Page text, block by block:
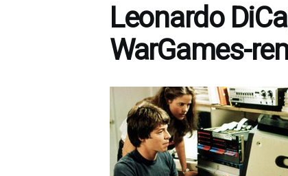
Leonardo
WarGames-